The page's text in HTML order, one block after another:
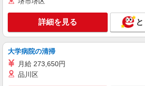
正社員
ソフトバンク粕屋仲原店
ソフトバンクショップの
月給 220,000円 〜
35,000円 〜 40,000円（20
当は時間外労働の有無にか
として支給し、相当時間を
法定どおり追加で支給しま
■ソフトバンク粕屋仲原
詳細を見る
大学病院の清掃
月給 273,650円
品川区